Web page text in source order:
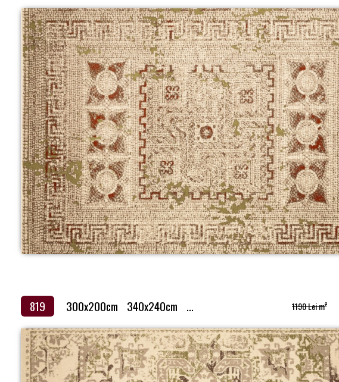
819 300x200cm 340x240cm ... 1190 Lei m2